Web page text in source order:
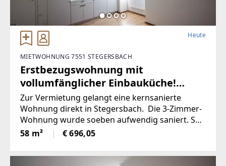
Heute
MIETWOHNUNG 7551 STEGERSBACH
Erstbezugswohnung mit
vollumfänglicher Einbauküche!
(Provisionsfrei)
Zur Vermietung gelangt eine kernsanierte
Wohnung direkt in Stegersbach. Die 3-Zimmer-
Wohnung wurde soeben aufwendig saniert. So
wurde unter anderem dieElektronik gänzlich
erneuert und für einen niedrigen
58 m² € 696,05